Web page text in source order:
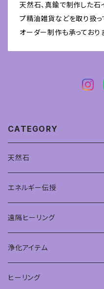
天然石、真鍮で制作した石
プ精油雑貨などを取り扱っ
オーダー制作も承っており
CATEGORY
天然石
エネルギー伝授
遠隔ヒーリング
浄化アイテム
ヒーリング